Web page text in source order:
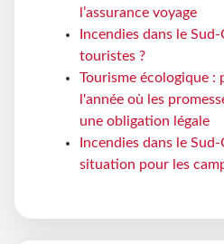
l’assurance voyage
Incendies dans le
touristes ?
Tourisme écologique :
l'année où les
une obligation légale
Incendies dans le
situation pour les